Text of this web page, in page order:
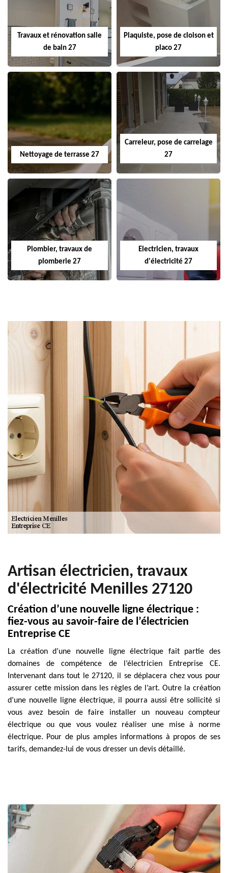
Travaux et rénovation salle
de bain 27
Plaquiste, pose de cloison et
placo 27
Nettoyage de terrasse 27
Carreleur, pose de carrelage
27
Plombier, travaux de
plomberie 27
Electricien, travaux
d'électricité 27
Artisan électricien, travaux
d'électricité Menilles 27120
Création d’une nouvelle ligne électrique :
fiez-vous au savoir-faire de l’électricien
Entreprise CE
La création d’une nouvelle ligne électrique fait partie des
domaines de compétence de l’électricien Entreprise CE.
Intervenant dans tout le 27120, il se déplacera chez vous pour
assurer cette mission dans les règles de l’art. Outre la création
d’une nouvelle ligne électrique, il pourra aussi être sollicité si
vous avez besoin de faire installer un nouveau compteur
électrique ou que vous voulez réaliser une mise à norme
électrique. Pour de plus amples informations à propos de ses
tarifs, demandez-lui de vous dresser un devis détaillé.